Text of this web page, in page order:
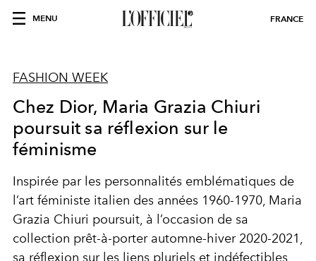
MENU FRANCE
FASHION WEEK
Chez Dior, Maria Grazia Chiuri
poursuit sa réflexion sur le
féminisme
Inspirée par les personnalités emblématiques de
l’art féministe italien des années 1960-1970, Maria
Grazia Chiuri poursuit, à l’occasion de sa
collection prêt-à-porter automne-hiver 2020-2021,
sa réflexion sur les liens pluriels et indéfectibles